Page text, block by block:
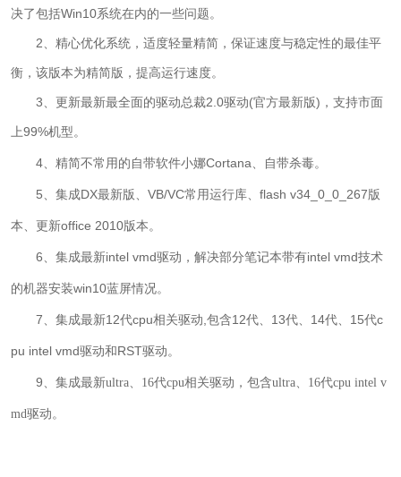
决了包括Win10系统在内的一些问题。
2、精心优化系统，适度轻量精简，保证速度与稳定性的最佳平
衡，该版本为精简版，提高运行速度。
3、更新最新最全面的驱动总裁2.0驱动(官方最新版)，支持市面
上99%机型。
4、精简不常用的自带软件小娜Cortana、自带杀毒。
5、集成DX最新版、VB/VC常用运行库、flash v34_0_0_267版
本、更新office 2010版本。
6、集成最新intel vmd驱动，解决部分笔记本带有intel vmd技术
的机器安装win10蓝屏情况。
7、集成最新12代cpu相关驱动,包含12代、13代、14代、15代c
pu intel vmd驱动和RST驱动。
9、集成最新ultra、16代cpu相关驱动，包含ultra、16代cpu intel v
md驱动。